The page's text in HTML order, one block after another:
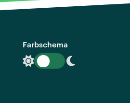
Farbschema